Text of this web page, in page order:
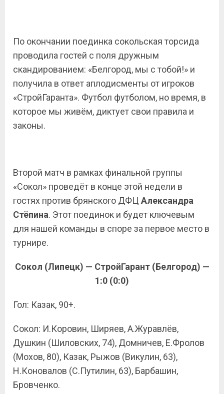
По окончании поединка сокольская торсида
проводила гостей с поля дружным
скандированием: «Белгород, мы с тобой!» и
получила в ответ аплодисменты от игроков
«СтройГаранта». Футбол футболом, но время, в
которое мы живём, диктует свои правила и
законы.
Второй матч в рамках финальной группы
«Сокол» проведёт в конце этой недели в
гостях против брянского ДФЦ Александра
Стёпина. Этот поединок и будет ключевым
для нашей команды в споре за первое место в
турнире.
Сокол (Липецк) — СтройГарант (Белгород) —
1:0 (0:0)
Гол: Казак, 90+.
Сокол: И.Коровин, Ширяев, А.Журавлёв,
Душкин (Шиловских, 74), Домничев, Е.Фролов
(Мохов, 80), Казак, Рыжов (Викулин, 63),
Н.Коновалов (С.Путилин, 63), Барбашин,
Бровченко.